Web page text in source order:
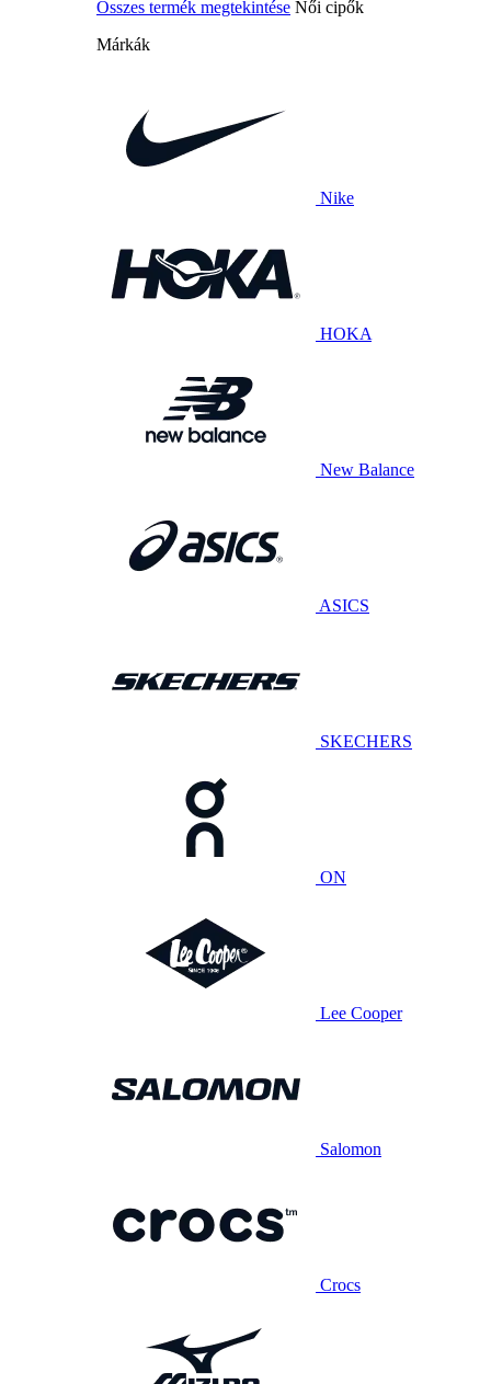
Összes termék megtekintése Női cipők
Márkák
Nike
HOKA
New Balance
ASICS
SKECHERS
ON
Lee Cooper
Salomon
Crocs